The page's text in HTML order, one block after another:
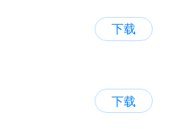
下载
下载